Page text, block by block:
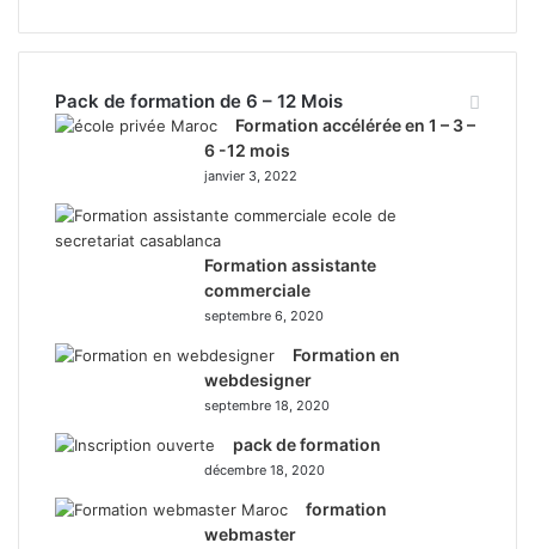
Pack de formation de 6 – 12 Mois
Formation accélérée en 1 – 3 –
6 -12 mois
janvier 3, 2022
Formation assistante
commerciale
septembre 6, 2020
Formation en
webdesigner
septembre 18, 2020
pack de formation
décembre 18, 2020
formation
webmaster